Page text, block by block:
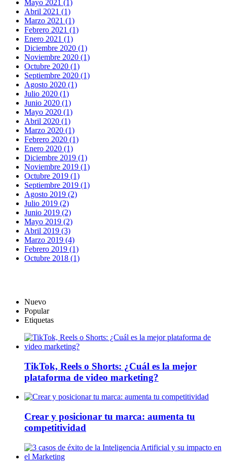
Mayo 2021 (1)
Abril 2021 (1)
Marzo 2021 (1)
Febrero 2021 (1)
Enero 2021 (1)
Diciembre 2020 (1)
Noviembre 2020 (1)
Octubre 2020 (1)
Septiembre 2020 (1)
Agosto 2020 (1)
Julio 2020 (1)
Junio 2020 (1)
Mayo 2020 (1)
Abril 2020 (1)
Marzo 2020 (1)
Febrero 2020 (1)
Enero 2020 (1)
Diciembre 2019 (1)
Noviembre 2019 (1)
Octubre 2019 (1)
Septiembre 2019 (1)
Agosto 2019 (2)
Julio 2019 (2)
Junio 2019 (2)
Mayo 2019 (2)
Abril 2019 (3)
Marzo 2019 (4)
Febrero 2019 (1)
Octubre 2018 (1)
Nuevo
Popular
Etiquetas
TikTok, Reels o Shorts: ¿Cuál es la mejor
plataforma de video marketing?
Crear y posicionar tu marca: aumenta tu
competitividad